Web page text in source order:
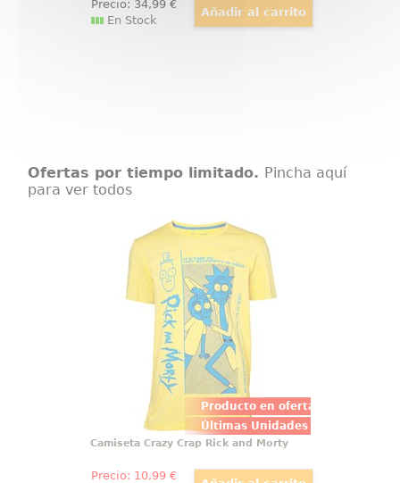
Precio: 34,99€
En Stock
Ofertas por tiempo limitado. Pincha aquí
para ver todos
Producto en oferta
Últimas Unidades
Camiseta Crazy Crap Rick and
Espectacular Camiseta de Crazy
Crap basada en los famosos
personajes de Rick and Morty
Revive las aventuras de Rick y
Morty con esta divertida camiseta.
Camiseta Crazy Crap Rick and Morty
Precio: 10,99€